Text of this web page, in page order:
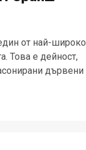
от най-широко
Това е дейност,
дървени